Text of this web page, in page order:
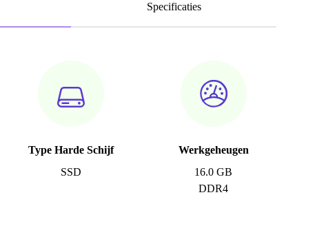
Specificaties
Type Harde Schijf
SSD
Werkgeheugen
16.0 GB
DDR4